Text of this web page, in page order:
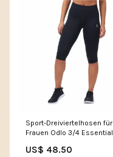
Sport-Dreiviertelhosen für
Frauen Odlo 3/4 Essential
US$ 48.50